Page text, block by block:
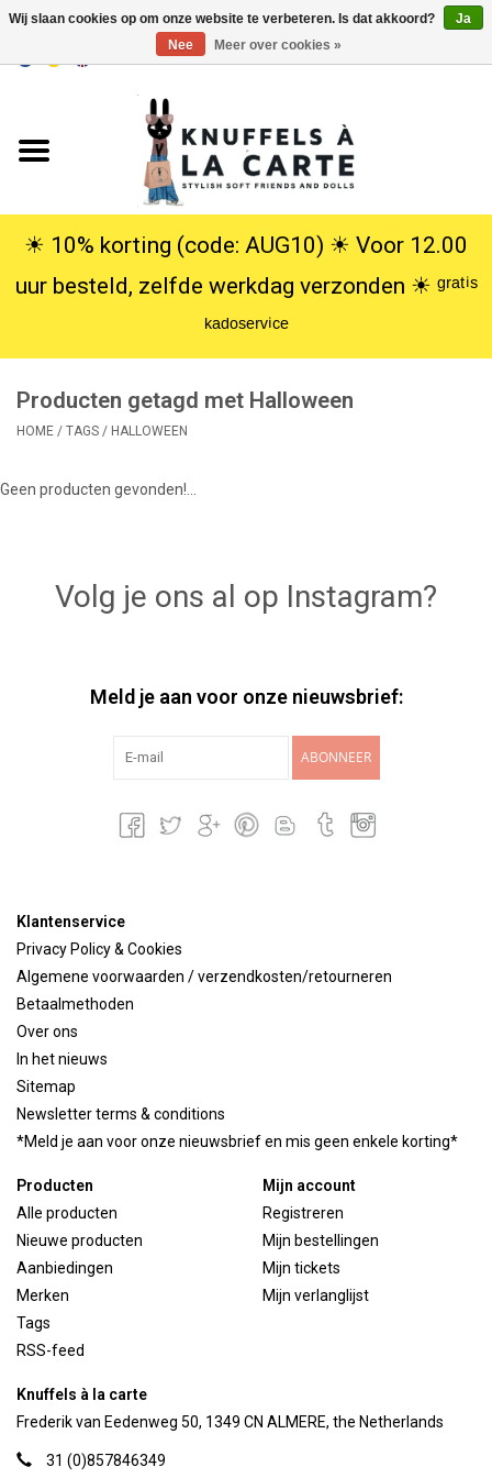
USD
Knuffels
Poppen
SALE
Merken
☀︎ 10% korting (code: AUG10) ☀︎ Voor 12.00
uur besteld, zelfde werkdag verzonden ☀︎ ᵍʳᵃᵗⁱˢ
ᵏᵃᵈᵒˢᵉʳᵛⁱᶜᵉ
Producten getagd met Halloween
HOME / TAGS / HALLOWEEN
Geen producten gevonden!...
Volg je ons al op Instagram?
Meld je aan voor onze nieuwsbrief:
ABONNEER
Klantenservice
Privacy Policy & Cookies
Algemene voorwaarden / verzendkosten/retourneren
Betaalmethoden
Over ons
In het nieuws
Sitemap
Newsletter terms & conditions
*Meld je aan voor onze nieuwsbrief en mis geen enkele korting*
Producten
Alle producten
Nieuwe producten
Aanbiedingen
Merken
Tags
RSS-feed
Mijn account
Registreren
Mijn bestellingen
Mijn tickets
Mijn verlanglijst
Knuffels à la carte
Frederik van Eedenweg 50, 1349 CN ALMERE, the Netherlands
31 (0)857846349
Wij slaan cookies op om onze website te verbeteren. Is dat akkoord?
Ja
Nee
Meer over cookies »